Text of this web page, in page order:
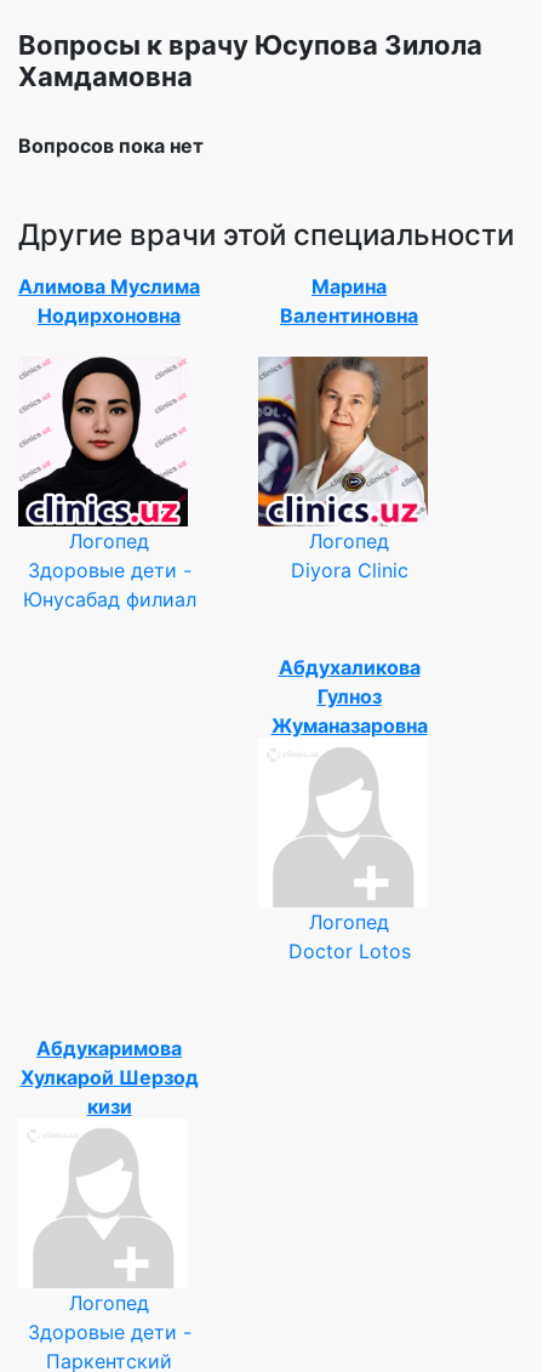
Вопросы к врачу Юсупова Зилола
Хамдамовна
Вопросов пока нет
Другие врачи этой специальности
Алимова Муслима
Нодирхоновна
Логопед
Здоровые дети -
Юнусабад филиал
Марина
Валентиновна
Логопед
Diyora Clinic
Абдухаликова
Гулноз
Жуманазаровна
Логопед
Doctor Lotos
Абдукаримова
Хулкарой Шерзод
кизи
Логопед
Здоровые дети -
Паркентский